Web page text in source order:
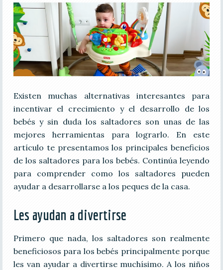
Existen muchas alternativas interesantes para
incentivar el crecimiento y el desarrollo de los
bebés y sin duda los saltadores son unas de las
mejores herramientas para lograrlo. En este
artículo te presentamos los principales beneficios
de los saltadores para los bebés. Continúa leyendo
para comprender como los saltadores pueden
ayudar a desarrollarse a los peques de la casa.
Les ayudan a divertirse
Primero que nada, los saltadores son realmente
beneficiosos para los bebés principalmente porque
les van ayudar a divertirse muchísimo. A los niños